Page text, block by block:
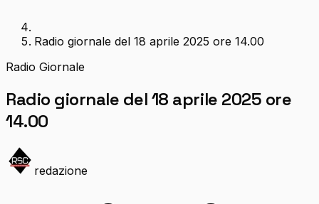
Radio giornale del 18 aprile 2025 ore 14.00
Radio Giornale
Radio giornale del 18 aprile 2025 ore
14.00
redazione